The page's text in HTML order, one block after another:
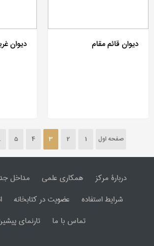
دیوان قائم مقام دیوان
صفحه اول 1
2
3
4
5
دربارۀ مرکز همکاری علمی مداخل
شرایط استفاده
عضویت در کتابخانه
تماس با ما
تارنمای